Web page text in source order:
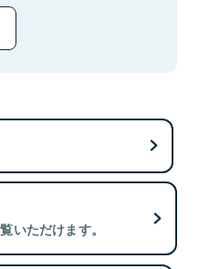
いただけます。